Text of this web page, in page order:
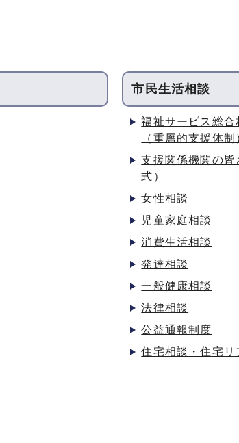
市民生活相談
福祉サービス総合
（重層的支援体制
支援関係機関の皆
式）
女性相談
児童家庭相談
消費生活相談
発達相談
一般健康相談
法律相談
公益通報制度
住宅相談・住宅リ